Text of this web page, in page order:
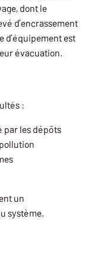
dont le
d’encrassement
d’équipement est
évacuation.
:
par les dépôts
un
système.